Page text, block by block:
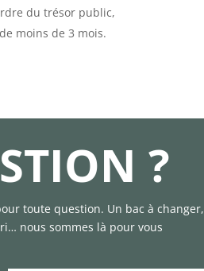
du trésor public,
moins de 3 mois.
?
toute question. Un bac à changer,
nous sommes là pour vous